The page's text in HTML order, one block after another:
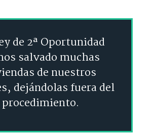
de 2ª Oportunidad
salvado muchas
de nuestros
dejándolas fuera del
procedimiento.